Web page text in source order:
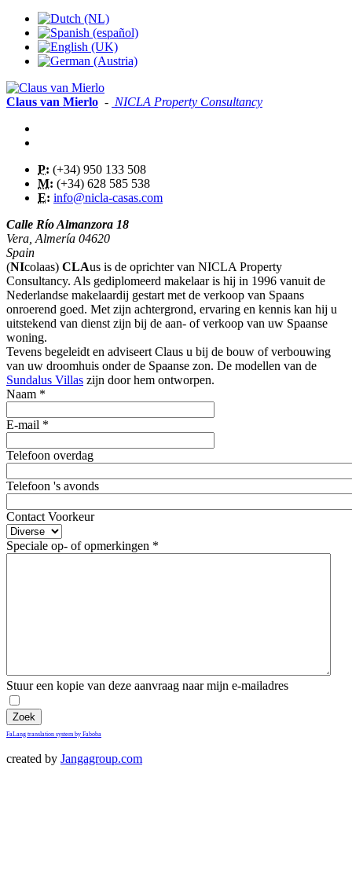
Claus van Mierlo - NICLA Property Consultancy
P: (+34) 950 133 508
M: (+34) 628 585 538
E: info@nicla-casas.com
Calle Río Almanzora 18
Vera Almería 04620
Spain
(NIcolaas) CLAus is de oprichter van NICLA Property
Consultancy. Als gediplomeerd makelaar is hij in 1996 vanuit de
Nederlandse makelaardij gestart met de verkoop van Spaans
onroerend goed. Met zijn achtergrond, ervaring en kennis kan hij u
uitstekend van dienst zijn bij de aan- of verkoop van uw Spaanse
woning.
Tevens begeleidt en adviseert Claus u bij de bouw of verbouwing
van uw droomhuis onder de Spaanse zon. De modellen van de
Sundalus Villas zijn door hem ontworpen.
Naam *
E-mail *
Telefoon overdag
Telefoon 's avonds
Contact Voorkeur
Speciale op- of opmerkingen *
Stuur een kopie van deze aanvraag naar mijn e-mailadres
Zoek
FaLang translation system by Faboba
created by Jangagroup.com